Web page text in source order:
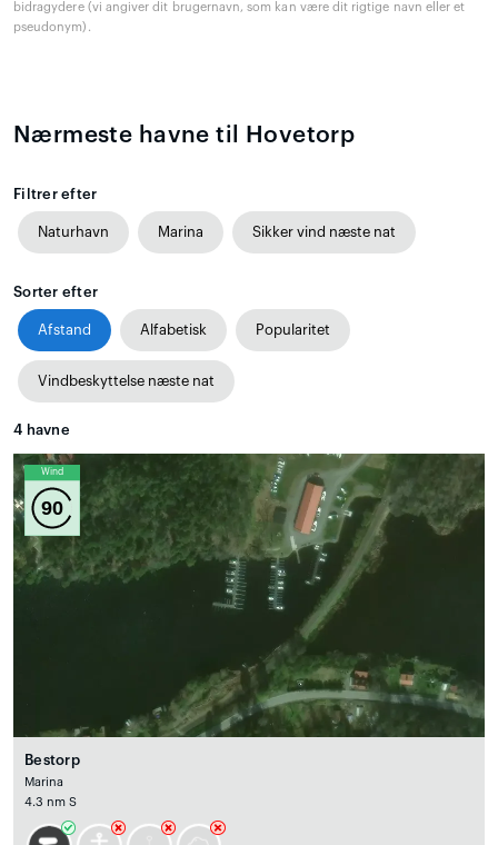
bidragydere (vi angiver dit brugernavn, som kan være dit rigtige navn eller et
pseudonym).
Nærmeste havne til Hovetorp
Filtrer efter
Naturhavn Marina Sikker vind næste nat
Sorter efter
Afstand Alfabetisk Popularitet
Vindbeskyttelse næste nat
4 havne
Wind
90
Bestorp
Marina
4.3 nm S